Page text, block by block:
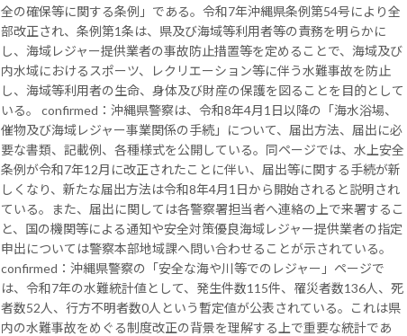
全の確保等に関する条例」である。令和7年沖縄県条例第54号により全
部改正され、条例第1条は、県及び海域等利用者等の責務を明らかに
し、海域レジャー提供業者の事故防止措置等を定めることで、海域及び
内水域におけるスポーツ、レクリエーション等に伴う水難事故を防止
し、海域等利用者の生命、身体及び財産の保護を図ることを目的として
いる。 confirmed：沖縄県警察は、令和8年4月1日以降の「海水浴場、
催物及び海域レジャー事業関係の手続」について、届出方法、届出に必
要な書類、記載例、各種様式を公開している。同ページでは、水上安全
条例が令和7年12月に改正されたことに伴い、届出等に関する手続が新
しくなり、新たな届出方法は令和8年4月1日から開始されると説明され
ている。また、届出に関しては各警察署担当者へ連絡の上で来署するこ
と、国の機関等による通知や安全対策優良海域レジャー提供業者の指定
申出については警察本部地域課へ問い合わせることが示されている。
confirmed：沖縄県警察の「安全な海や川等でのレジャー」ページで
は、令和7年の水難統計値として、発生件数115件、罹災者数136人、死
者数52人、行方不明者数0人という暫定値が公表されている。これは県
内の水難事故をめぐる制度改正の背景を理解する上で重要な統計であ